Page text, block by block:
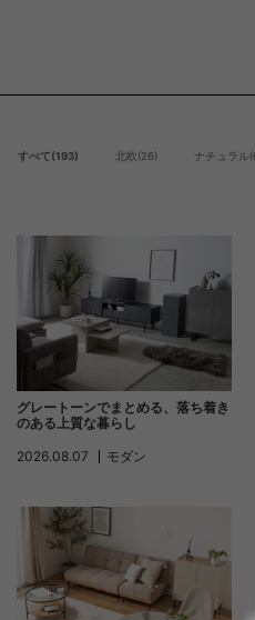
すべて(193) 北欧(26) ナチュラル
グレートーンでまとめる、落ち着き
のある上質な暮らし
2026.08.07
モダン